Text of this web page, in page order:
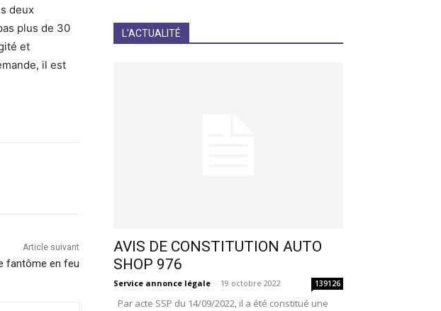
deux
plus de 30
et
il est
Article suivant
fantôme en feu
L'ACTUALITÉ
AVIS DE CONSTITUTION AUTO
SHOP 976
Service annonce légale - 19 octobre 2022 139126
Par acte SSP du 14/09/2022, il a été constitué une